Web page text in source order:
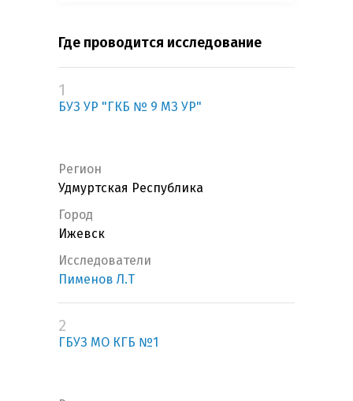
Где проводится исследование
1
БУЗ УР "ГКБ № 9 МЗ УР"
Регион
Удмуртская Республика
Город
Ижевск
Исследователи
Пименов Л.Т
2
ГБУЗ МО КГБ №1